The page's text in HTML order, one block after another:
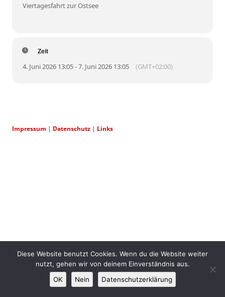
Viertagesfahrt zur Ostsee
Zeit
4. Juni 2026 13:05 - 7. Juni 2026 13:05 (GMT+02:00)
Impressum | Datenschutz | Links
Diese Website benutzt Cookies. Wenn du die Website weiter
nutzt, gehen wir von deinem Einverständnis aus.
OK
Nein Datenschutzerklärung